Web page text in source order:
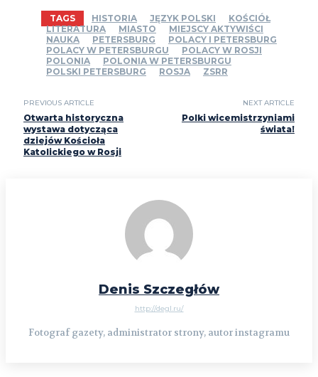
TAGS HISTORIA JĘZYK POLSKI
KOŚCIÓŁ
LITERATURA
MIASTO
MIEJSCY AKTYWIŚCI
NAUKA
PETERSBURG
POLACY I PETERSBURG
POLACY W PETERSBURGU
POLACY W ROSJI
POLONIA
POLONIA W PETERSBURGU
POLSKI PETERSBURG
ROSJA ZSRR
PREVIOUS ARTICLE
Otwarta historyczna
wystawa dotycząca
dziejów Kościoła
Katolickiego w Rosji
NEXT ARTICLE
Polki wicemistrzyniami
świata!
Denis Szczegłów
http://degl.ru/
Fotograf gazety, administrator strony, autor instagramu